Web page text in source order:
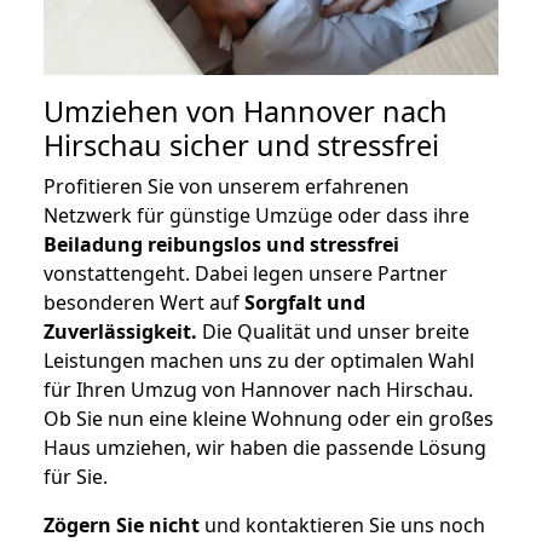
Umziehen von Hannover nach
Hirschau sicher und stressfrei
Profitieren Sie von unserem erfahrenen
Netzwerk für günstige Umzüge oder dass ihre
Beiladung reibungslos und stressfrei
vonstattengeht. Dabei legen unsere Partner
besonderen Wert aufSorgfalt und
Zuverlässigkeit. Die Qualität und unser breite
Leistungen machen uns zu der optimalen Wahl
für Ihren Umzug von Hannover nach Hirschau.
Ob Sie nun eine kleine Wohnung oder ein großes
Haus umziehen, wir haben die passende Lösung
für Sie.
Zögern Sie nicht und kontaktieren Sie uns noch